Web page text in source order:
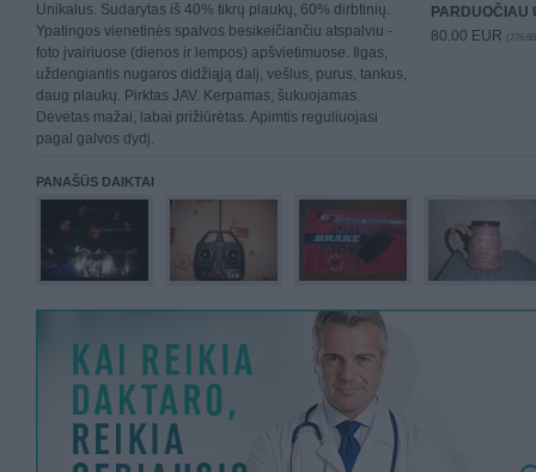
Unikalus. Sudarytas iš 40% tikrų plaukų, 60% dirbtinių.
Ypatingos vienetinės spalvos besikeičiančiu atspalviu -
foto įvairiuose (dienos ir lempos) apšvietimuose. Ilgas,
uždengiantis nugaros didžiąją dalį, vešlus, purus, tankus,
daug plaukų. Pirktas JAV. Kerpamas, šukuojamas.
Dėvėtas mažai, labai prižiūrėtas. Apimtis reguliuojasi
pagal galvos dydį.
PARDUOČIAU
80.00 EUR
PANAŠŪS DAIKTAI